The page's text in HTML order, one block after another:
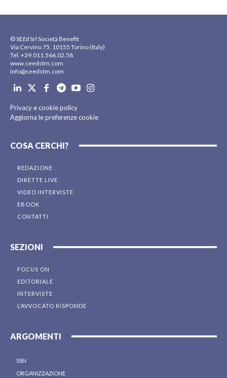
© SEEdSrl Società Benefit
Via Cervino 75, 10155 Torino (Italy)
Tel. +39.011.566.02.58
www.seedstm.com
info@seedstm.com
Privacy e cookie policy
Aggiorna le preferenze cookie
COSA CERCHI?
REDAZIONE
DIRETTE LIVE
VIDEO INTERVISTE
EBOOK
CONTATTI
SEZIONI
FOCUS ON
EDITORIALE
INTERVISTE
L’AVVOCATO RISPONDE
ARGOMENTI
SSN
ORGANIZZAZIONE